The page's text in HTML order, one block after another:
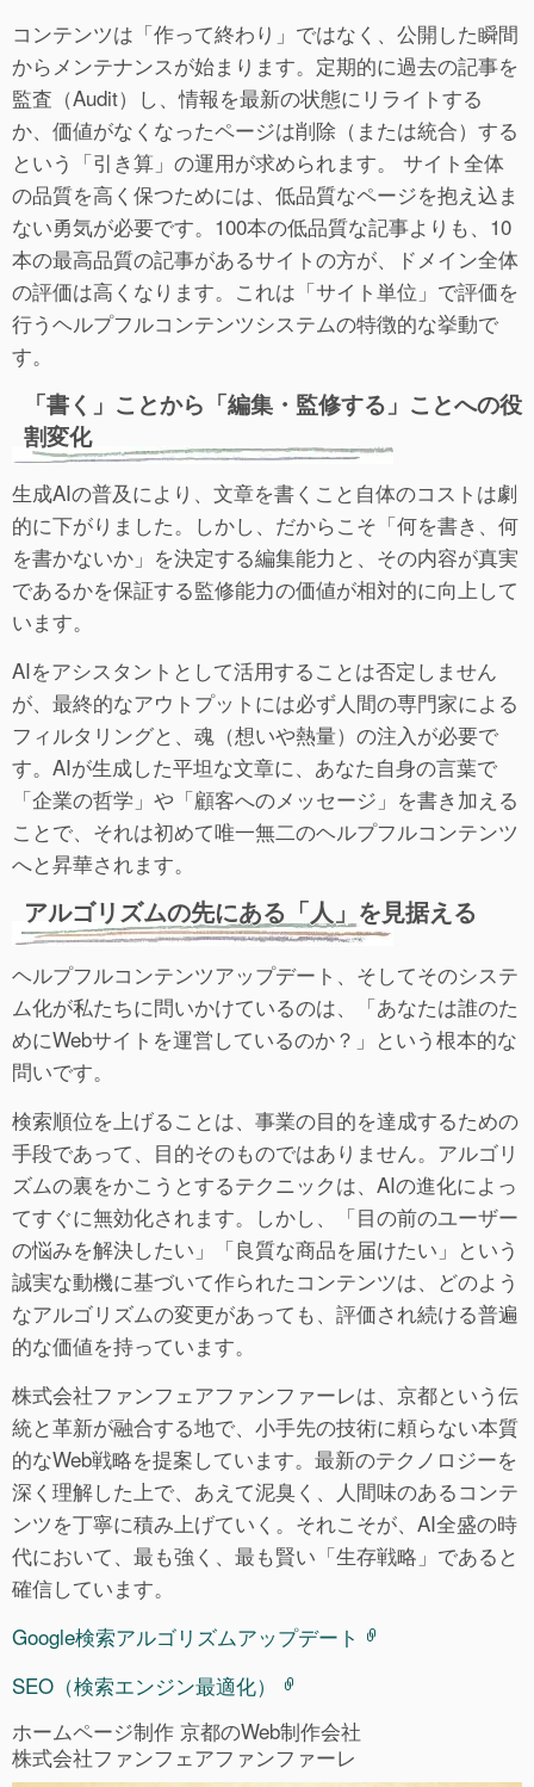
コンテンツは「作って終わり」ではなく、公開した瞬間
からメンテナンスが始まります。定期的に過去の記事を
監査（Audit）し、情報を最新の状態にリライトする
か、価値がなくなったページは削除（または統合）する
という「引き算」の運用が求められます。 サイト全体
の品質を高く保つためには、低品質なページを抱え込ま
ない勇気が必要です。100本の低品質な記事よりも、10
本の最高品質の記事があるサイトの方が、ドメイン全体
の評価は高くなります。これは「サイト単位」で評価を
行うヘルプフルコンテンツシステムの特徴的な挙動で
す。
「書く」ことから「編集・監修する」ことへの役
割変化
生成AIの普及により、文章を書くこと自体のコストは劇
的に下がりました。しかし、だからこそ「何を書き、何
を書かないか」を決定する編集能力と、その内容が真実
であるかを保証する監修能力の価値が相対的に向上して
います。
AIをアシスタントとして活用することは否定しません
が、最終的なアウトプットには必ず人間の専門家による
フィルタリングと、魂（想いや熱量）の注入が必要で
す。AIが生成した平坦な文章に、あなた自身の言葉で
「企業の哲学」や「顧客へのメッセージ」を書き加える
ことで、それは初めて唯一無二のヘルプフルコンテンツ
へと昇華されます。
アルゴリズムの先にある「人」を見据える
ヘルプフルコンテンツアップデート、そしてそのシステ
ム化が私たちに問いかけているのは、「あなたは誰のた
めにWebサイトを運営しているのか？」という根本的な
問いです。
検索順位を上げることは、事業の目的を達成するための
手段であって、目的そのものではありません。アルゴリ
ズムの裏をかこうとするテクニックは、AIの進化によっ
てすぐに無効化されます。しかし、「目の前のユーザー
の悩みを解決したい」「良質な商品を届けたい」という
誠実な動機に基づいて作られたコンテンツは、どのよう
なアルゴリズムの変更があっても、評価され続ける普遍
的な価値を持っています。
株式会社ファンフェアファンファーレは、京都という伝
統と革新が融合する地で、小手先の技術に頼らない本質
的なWeb戦略を提案しています。最新のテクノロジーを
深く理解した上で、あえて泥臭く、人間味のあるコンテ
ンツを丁寧に積み上げていく。それこそが、AI全盛の時
代において、最も強く、最も賢い「生存戦略」であると
確信しています。
Google検索アルゴリズムアップデート
SEO（検索エンジン最適化）
ホームページ制作 京都のWeb制作会社
株式会社ファンフェアファンファーレ